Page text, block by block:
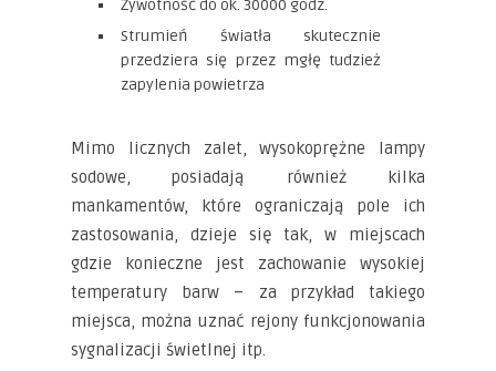
Żywotność do ok. 30000 godz.
Strumień światła skutecznie
przedziera się przez mgłę tudzież
zapylenia powietrza
Mimo licznych zalet, wysokoprężne lampy
sodowe, posiadają również kilka
mankamentów, które ograniczają pole ich
zastosowania, dzieje się tak, w miejscach
gdzie konieczne jest zachowanie wysokiej
temperatury barw – za przykład takiego
miejsca, można uznać rejony funkcjonowania
sygnalizacji świetlnej itp.